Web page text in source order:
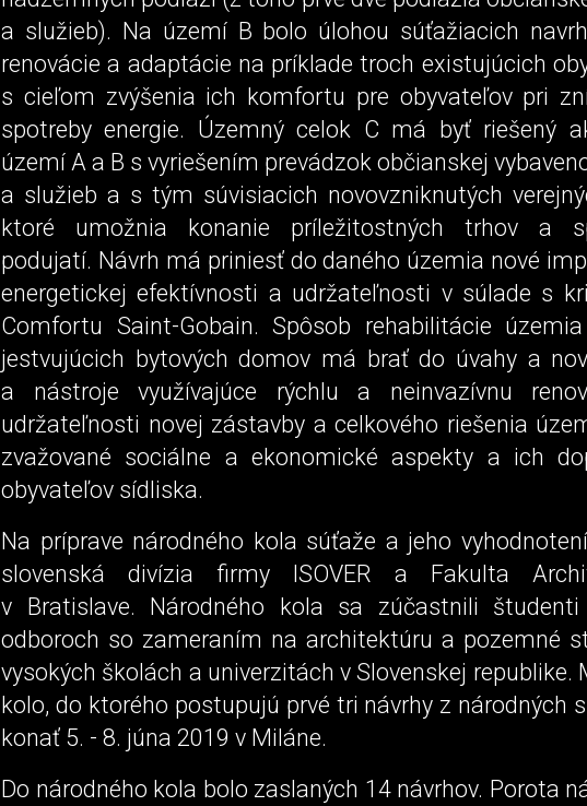
a služieb). Na území B bolo úlohou súťažiacich
renovácie a adaptácie na príklade troch existujúcich
s cieľom zvýšenia ich komfortu pre obyvateľov pri
spotreby energie. Územný celok C má byť riešený
území A a B s vyriešením prevádzok občianskej
a služieb a s tým súvisiacich novovzniknutých
ktoré umožnia konanie príležitostných trhov a
podujatí. Návrh má priniesť do daného územia nové
energetickej efektívnosti a udržateľnosti v súlade s
Comfortu Saint-Gobain. Spôsob rehabilitácie
jestvujúcich bytových domov má brať do úvahy a
a nástroje využívajúce rýchlu a neinvazívnu
udržateľnosti novej zástavby a celkového riešenia
zvažované sociálne a ekonomické aspekty a ich
obyvateľov sídliska.
Na príprave národného kola súťaže a jeho
slovenská divízia firmy ISOVER a Fakulta
v Bratislave. Národného kola sa zúčastnili
odboroch so zameraním na architektúru a pozemné
vysokých školách a univerzitách v Slovenskej republike.
kolo, do ktorého postupujú prvé tri návrhy z národných
konať 5. - 8. júna 2019 v Miláne.
Do národného kola bolo zaslaných 14 návrhov. Porota